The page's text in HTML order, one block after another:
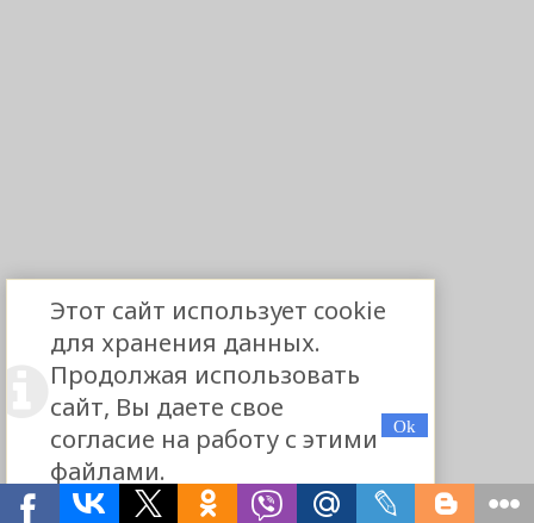
Этот сайт использует cookie
для хранения данных.
Продолжая использовать
сайт, Вы даете свое
согласие на работу с этими
файлами.